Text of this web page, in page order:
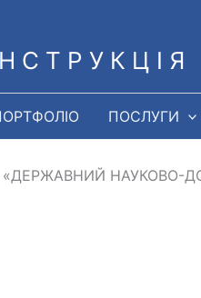
С Т Р У К Ц І Я
ПОСЛУГИ
НАУКОВО-